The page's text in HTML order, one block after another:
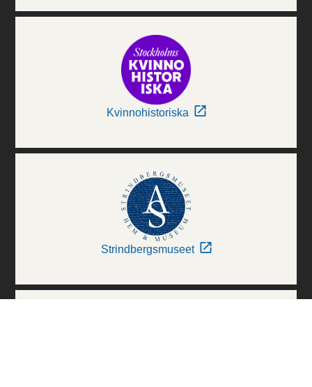
Kvinnohistoriska
Strindbergsmuseet